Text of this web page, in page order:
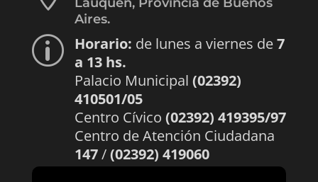
Aires.
p Horario: de lunes a viernes de7
a 13 hs.
Palacio Municipal (02392)
410501/05
Centro Cívico (02392) 419395/97
Centro de Atención Ciudadana
147/(02392) 419060